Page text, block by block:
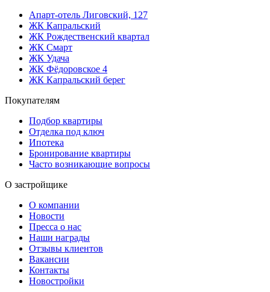
Апарт-отель Лиговский, 127
ЖК Капральский
ЖК Рождественский квартал
ЖК Смарт
ЖК Удача
ЖК Фёдоровское 4
ЖК Капральский берег
Покупателям
Подбор квартиры
Отделка под ключ
Ипотека
Бронирование квартиры
Часто возникающие вопросы
О застройщике
О компании
Новости
Пресса о нас
Наши награды
Отзывы клиентов
Вакансии
Контакты
Новостройки